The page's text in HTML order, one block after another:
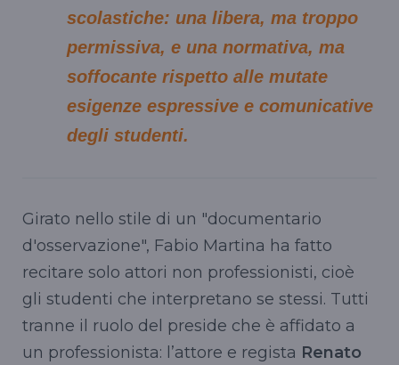
scolastiche: una libera, ma troppo
permissiva, e una normativa, ma
soffocante rispetto alle mutate
esigenze espressive e comunicative
degli studenti.
Girato nello stile di un "documentario
d'osservazione", Fabio Martina ha fatto
recitare solo attori non professionisti, cioè
gli studenti che interpretano se stessi. Tutti
tranne il ruolo del preside che è affidato a
un professionista: l’attore e regista Renato